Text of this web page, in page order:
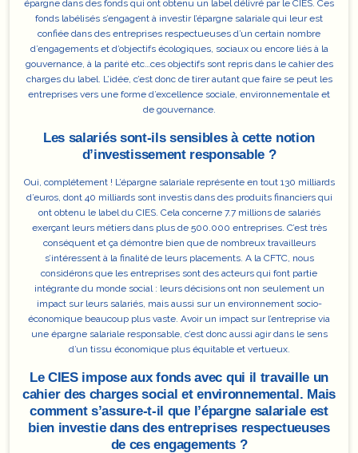
épargne dans des fonds qui ont obtenu un label délivré par le CIES. Ces
fonds labélisés s’engagent à investir l’épargne salariale qui leur est
confiée dans des entreprises respectueuses d’un certain nombre
d’engagements et d’objectifs écologiques, sociaux ou encore liés à la
gouvernance, à la parité etc…ces objectifs sont repris dans le cahier des
charges du label. L’idée, c’est donc de tirer autant que faire se peut les
entreprises vers une forme d’excellence sociale, environnementale et
de gouvernance.
Les salariés sont-ils sensibles à cette notion
d’investissement responsable ?
Oui, complétement ! L’épargne salariale représente en tout 130 milliards
d’euros, dont 40 milliards sont investis dans des produits financiers qui
ont obtenu le label du CIES. Cela concerne 7.7 millions de salariés
exerçant leurs métiers dans plus de 500.000 entreprises. C’est très
conséquent et ça démontre bien que de nombreux travailleurs
s’intéressent à la finalité de leurs placements. A la CFTC, nous
considérons que les entreprises sont des acteurs qui font partie
intégrante du monde social : leurs décisions ont non seulement un
impact sur leurs salariés, mais aussi sur un environnement socio-
économique beaucoup plus vaste. Avoir un impact sur l’entreprise via
une épargne salariale responsable, c’est donc aussi agir dans le sens
d’un tissu économique plus équitable et vertueux.
Le CIES impose aux fonds avec qui il travaille un
cahier des charges social et environnemental. Mais
comment s’assure-t-il que l’épargne salariale est
bien investie dans des entreprises respectueuses
de ces engagements ?